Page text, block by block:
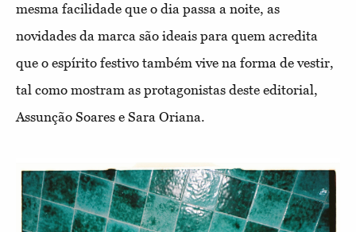
mesma facilidade que o dia passa a noite, as
novidades da marca são ideais para quem acredita
que o espírito festivo também vive na forma de vestir,
tal como mostram as protagonistas deste editorial,
Assunção Soares e Sara Oriana.